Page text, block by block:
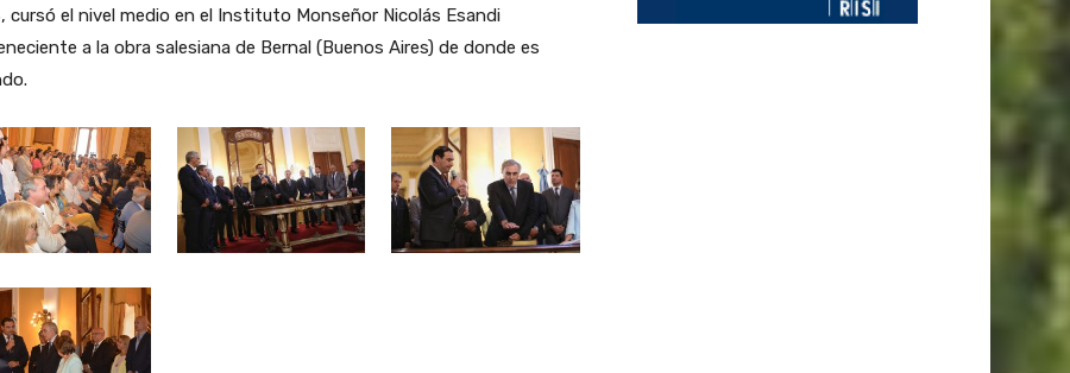
cursó el nivel medio en el Instituto Monseñor Nicolás Esandi
a la obra salesiana de Bernal (Buenos Aires) de donde es